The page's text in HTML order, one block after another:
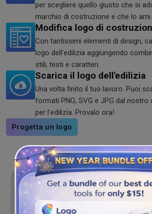
per scegliere quello giusto che si
marchio di costruzione e che lo ami
Modifica logo di
Con tantissimi elementi di design,
logo dell'edilizia aggiungendo
stili, testi e caratteri.
Scarica il logo dell'edilizia
Una volta finito il tuo lavoro. Puoi
formati PNG, SVG e JPG dal nostro
per l'edilizia. Provalo ora!
Progetta un logo